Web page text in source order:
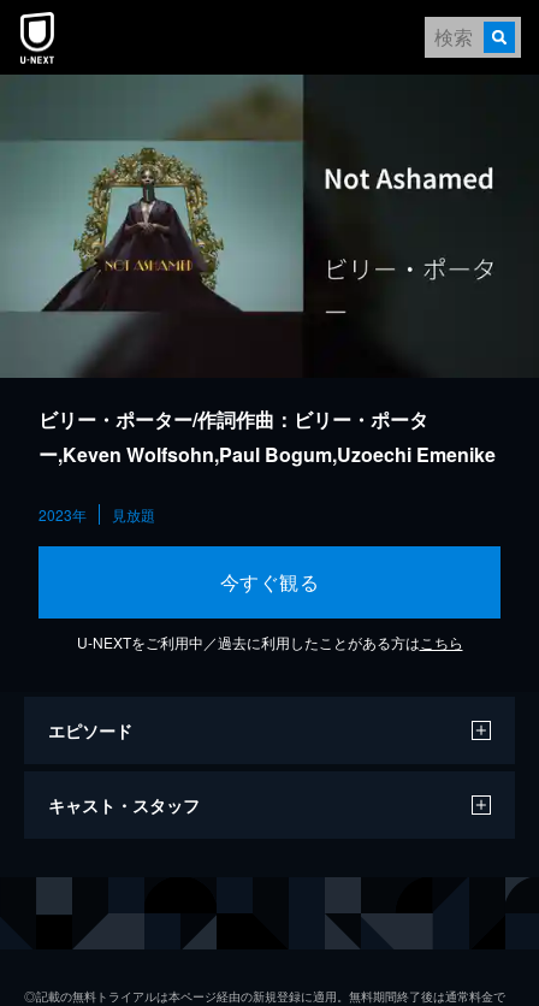
本文へスキップ
ビリー・ポーター/作詞作曲：ビリー・ポータ
ー,Keven Wolfsohn,Paul Bogum,Uzoechi Emenike
2023年 見放題
今すぐ観る
U-NEXTをご利用中／過去に利用したことがある方は こちら
エピソード
Not Ashamed
キャスト・スタッフ
◎記載の無料トライアルは本ページ経由の新規登録に適用。無料期間終了後は通常料金で